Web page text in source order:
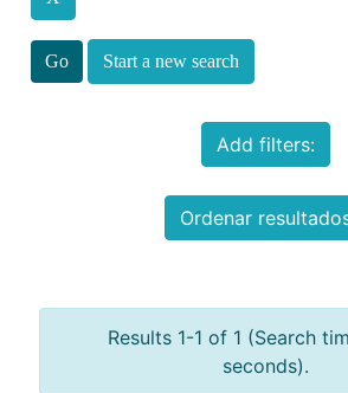
Start a new search
Add filters:
Ordenar
Results 1-1 of 1 (Search
seconds).